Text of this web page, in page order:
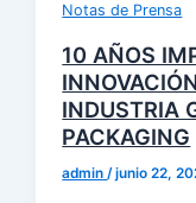
Notas de Prensa
10 AÑOS
INDUSTRIA
PACKAGING
admin/junio 22,